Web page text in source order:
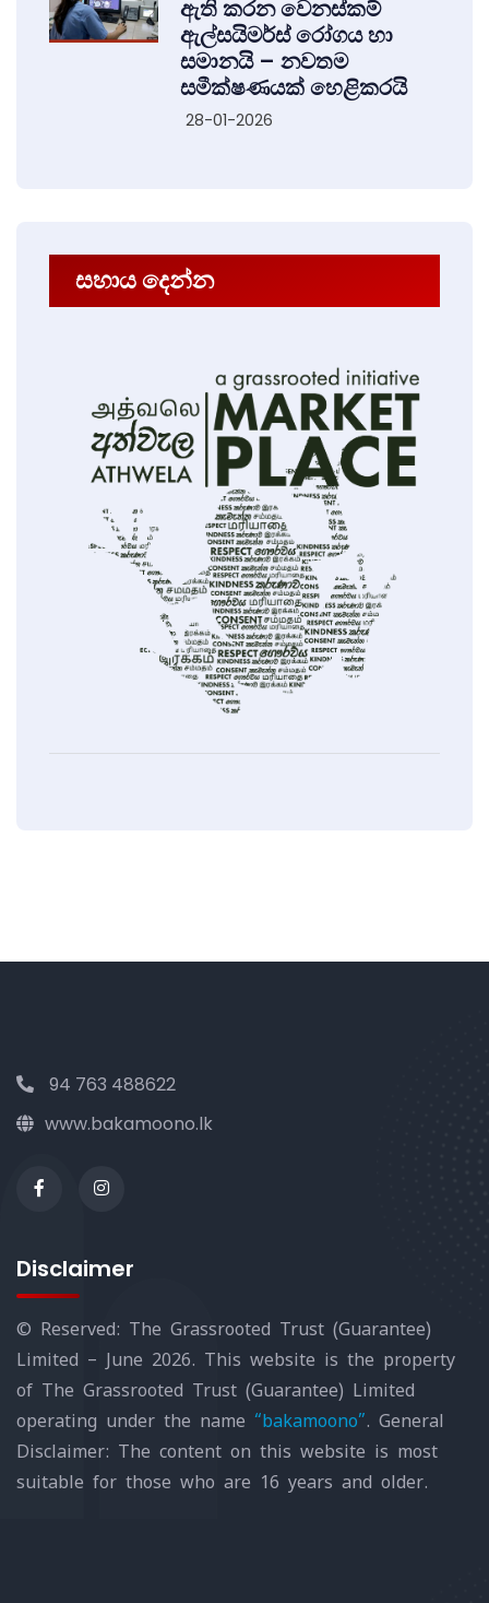
ඇති කරන වෙනස්කම්
ඇල්සයිමර්ස් රෝගය හා
සමානයි – නවතම
සමීක්ෂණයක් හෙළිකරයි
28-01-2026
සහාය දෙන්න
94 763 488622
www.bakamoono.lk
Disclaimer
© Reserved: The Grassrooted Trust (Guarantee)
Limited – June 2026. This website is the property
of The Grassrooted Trust (Guarantee) Limited
operating under the name “bakamoono”. General
Disclaimer: The content on this website is most
suitable for those who are 16 years and older.